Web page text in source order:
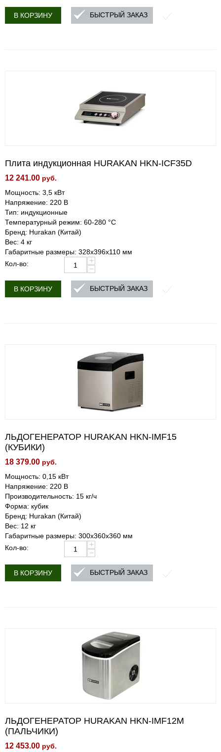
В КОРЗИНУ БЫСТРЫЙ ЗАКАЗ
Плита индукционная HURAKAN HKN-ICF35D
12 241.00 руб.
Мощность: 3,5 кВт
Напряжение: 220 В
Тип: индукционные
Температурный режим: 60-280 °С
Бренд: Hurakan (Китай)
Вес: 4 кг
Габаритные размеры: 328x396x110 мм
Кол-во:
+
−
В КОРЗИНУ БЫСТРЫЙ ЗАКАЗ
ЛЬДОГЕНЕРАТОР HURAKAN HKN-IMF15
(КУБИКИ)
18 379.00 руб.
Мощность: 0,15 кВт
Напряжение: 220 В
Производительность: 15 кг/ч
Форма: кубик
Бренд: Hurakan (Китай)
Вес: 12 кг
Габаритные размеры: 300х360х360 мм
Кол-во:
+
−
В КОРЗИНУ БЫСТРЫЙ ЗАКАЗ
ЛЬДОГЕНЕРАТОР HURAKAN HKN-IMF12M
(ПАЛЬЧИКИ)
12 453.00 руб.